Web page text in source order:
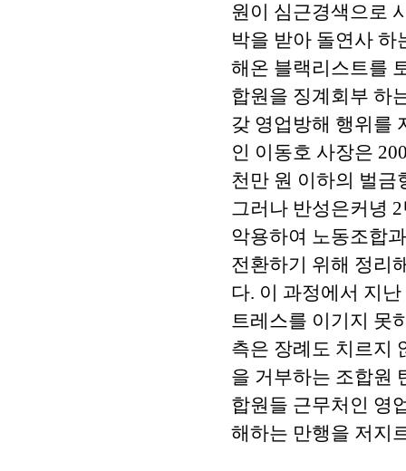
원이 심근경색으로
박을 받아 돌연사 하
해온 블랙리스트를
합원을 징계회부 하
갖 영업방해 행위를
인 이동호 사장은
천만 원 이하의 벌
그러나 반성은커녕
악용하여 노동조합
전환하기 위해 정리
다. 이 과정에서 지
트레스를 이기지 못
측은 장례도 치르지
을 거부하는 조합원
합원들 근무처인 영
해하는 만행을 저지